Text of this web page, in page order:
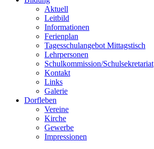
Aktuell
Leitbild
Informationen
Ferienplan
Tagesschulangebot Mittagstisch
Lehrpersonen
Schulkommission/Schulsekretariat
Kontakt
Links
Galerie
Dorfleben
Vereine
Kirche
Gewerbe
Impressionen